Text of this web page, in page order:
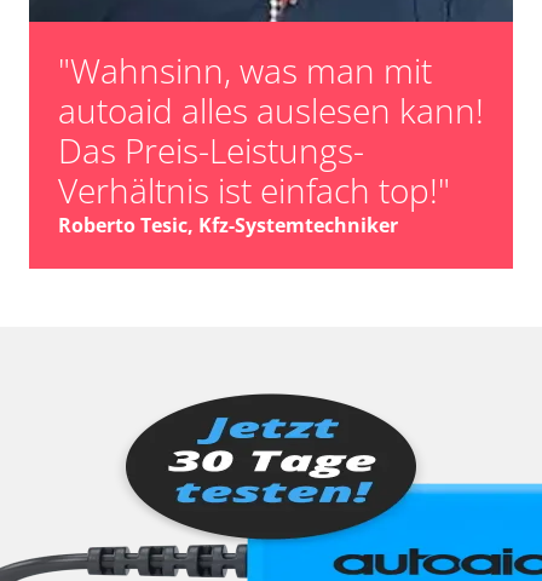
"Wahnsinn, was man mit
autoaid alles auslesen kann!
Das Preis-Leistungs-
Verhältnis ist einfach top!"
Roberto Tesic, Kfz-Systemtechniker